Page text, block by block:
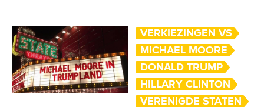
VERKIEZINGEN VS
MICHAEL MOORE
DONALD TRUMP
HILLARY CLINTON
VERENIGDE STATEN